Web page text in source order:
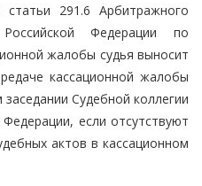
291.6 Арбитражного
Российской Федерации по
жалобы судья выносит
кассационной жалобы
Судебной коллегии
если отсутствуют
актов в кассационном